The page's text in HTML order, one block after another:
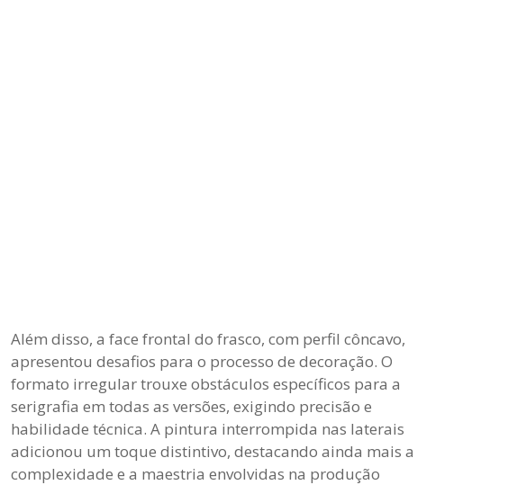
Além disso, a face frontal do frasco, com perfil côncavo,
apresentou desafios para o processo de decoração. O
formato irregular trouxe obstáculos específicos para a
serigrafia em todas as versões, exigindo precisão e
habilidade técnica. A pintura interrompida nas laterais
adicionou um toque distintivo, destacando ainda mais a
complexidade e a maestria envolvidas na produção